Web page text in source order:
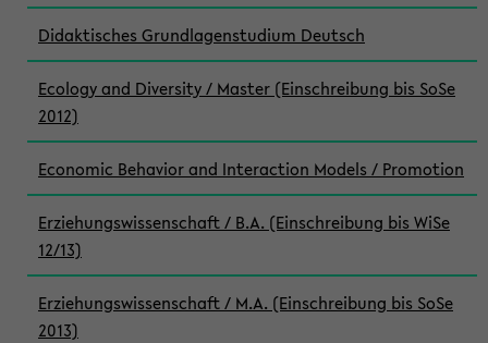
Didaktisches Grundlagenstudium Deutsch
Ecology and Diversity / Master (Einschreibung bis SoSe
2012)
Economic Behavior and Interaction Models / Promotion
Erziehungswissenschaft / B.A. (Einschreibung bis WiSe
12/13)
Erziehungswissenschaft / M.A. (Einschreibung bis SoSe
2013)